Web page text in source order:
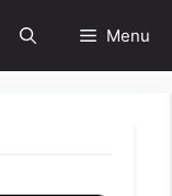
Menu